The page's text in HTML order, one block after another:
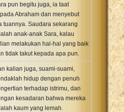
pun begitu juga, ia taat
Abraham dan menyebut
tuannya. Saudara sekarang
anak-anak Sara, kalau
melakukan hal-hal yang baik
tidak takut kepada apa pun.
kalian juga, suami-suami,
hidup dengan penuh
terhadap istrimu, dan
kesadaran bahwa mereka
kaum yang lemah.